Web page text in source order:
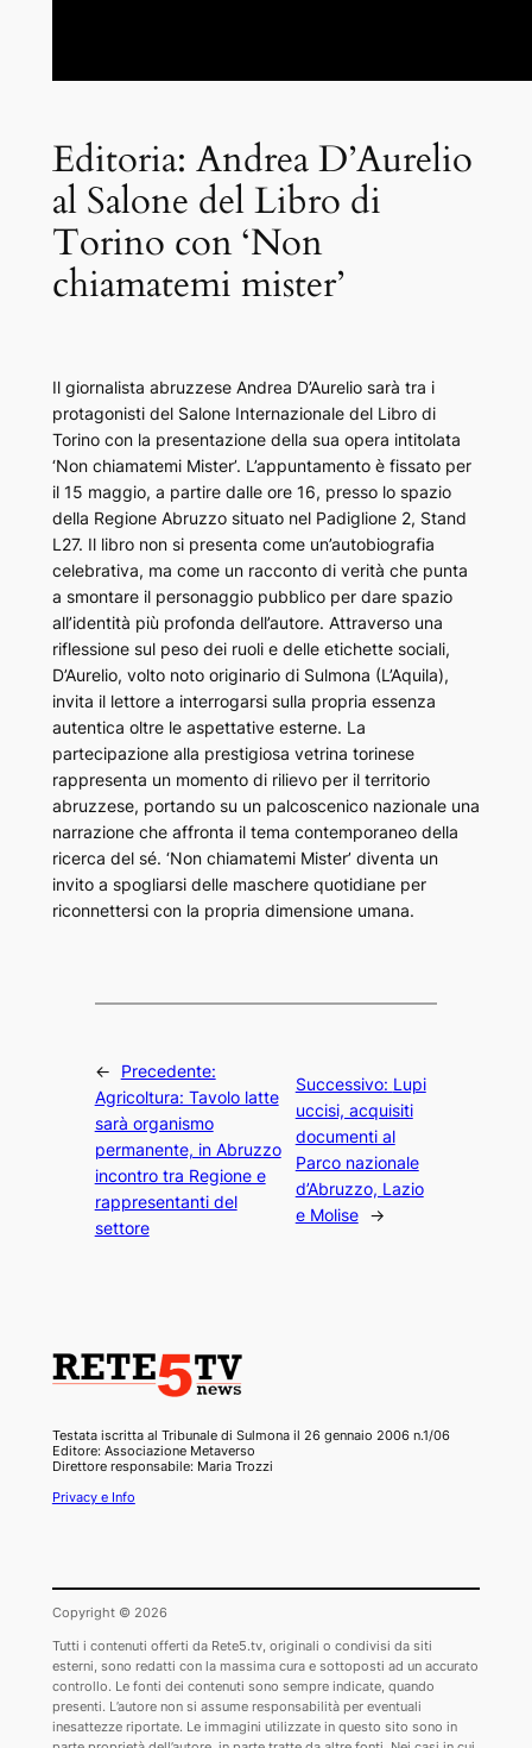
Editoria: Andrea D’Aurelio
al Salone del Libro di
Torino con ‘Non
chiamatemi mister’
Il giornalista abruzzese Andrea D’Aurelio sarà tra i
protagonisti del Salone Internazionale del Libro di
Torino con la presentazione della sua opera intitolata
‘Non chiamatemi Mister’. L’appuntamento è fissato per
il 15 maggio, a partire dalle ore 16, presso lo spazio
della Regione Abruzzo situato nel Padiglione 2, Stand
L27. Il libro non si presenta come un’autobiografia
celebrativa, ma come un racconto di verità che punta
a smontare il personaggio pubblico per dare spazio
all’identità più profonda dell’autore. Attraverso una
riflessione sul peso dei ruoli e delle etichette sociali,
D’Aurelio, volto noto originario di Sulmona (L’Aquila),
invita il lettore a interrogarsi sulla propria essenza
autentica oltre le aspettative esterne. La
partecipazione alla prestigiosa vetrina torinese
rappresenta un momento di rilievo per il territorio
abruzzese, portando su un palcoscenico nazionale una
narrazione che affronta il tema contemporaneo della
ricerca del sé. ‘Non chiamatemi Mister’ diventa un
invito a spogliarsi delle maschere quotidiane per
riconnettersi con la propria dimensione umana.
←
Precedente:
Agricoltura: Tavolo latte
sarà organismo
permanente, in Abruzzo
incontro tra Regione e
rappresentanti del
settore
Successivo: Lupi
uccisi, acquisiti
documenti al
Parco nazionale
d’Abruzzo, Lazio
e Molise
→
Testata iscritta al Tribunale di Sulmona il 26 gennaio 2006 n.1/06
Editore: Associazione Metaverso
Direttore responsabile: Maria Trozzi
Privacy e Info
Copyright © 2026
Tutti i contenuti offerti da Rete5.tv, originali o condivisi da siti
esterni, sono redatti con la massima cura e sottoposti ad un accurato
controllo. Le fonti dei contenuti sono sempre indicate, quando
presenti. L’autore non si assume responsabilità per eventuali
inesattezze riportate. Le immagini utilizzate in questo sito sono in